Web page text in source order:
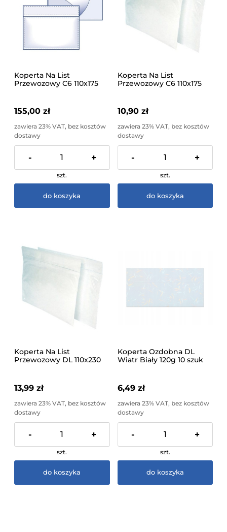
Koperta Na List
Przewozowy C6 110x175
155,00 zł
zawiera 23% VAT, bez kosztów
dostawy
- +
szt.
do koszyka
Koperta Na List
Przewozowy C6 110x175
10,90 zł
zawiera 23% VAT, bez kosztów
dostawy
- +
szt.
do koszyka
Koperta Na List
Przewozowy DL 110x230
13,99 zł
zawiera 23% VAT, bez kosztów
dostawy
- +
szt.
do koszyka
Koperta Ozdobna DL
Wiatr Biały 120g 10 szuk
6,49 zł
zawiera 23% VAT, bez kosztów
dostawy
- +
szt.
do koszyka